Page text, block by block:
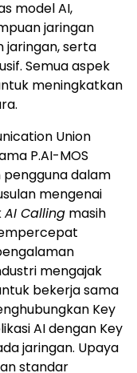
model AI,
jaringan
jaringan, serta
Semua aspek
meningkatkan
Union
P.AI-MOS
dalam
mengenai
AI Calling masih
mengajak
bekerja sama
Key
AI dengan Key
jaringan. Upaya
standar